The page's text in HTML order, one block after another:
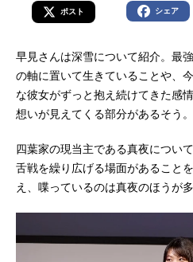
ポスト シェア
早見さんは深雪について紹介。最
の軸に置いて生きていることや、
な彼女がずっと抱え続けてきた感
想いが見えてくる部分があるそう。
四葉家の現当主である真夜につい
舌戦を繰り広げる場面があること
え、喋っているのは真夜のほうが多